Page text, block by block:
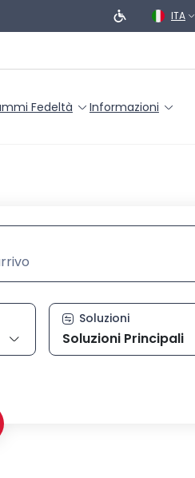
ITA
Fedeltà Informazioni
Soluzioni
Soluzioni Principali